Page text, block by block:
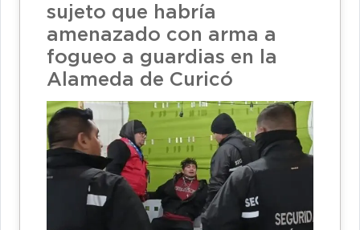
sujeto que habría
amenazado con arma a
fogueo a guardias en la
Alameda de Curicó